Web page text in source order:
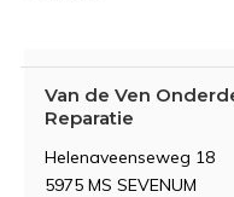
Van de Ven
Reparatie
Helenaveenseweg 18
5975 MS SEVENUM